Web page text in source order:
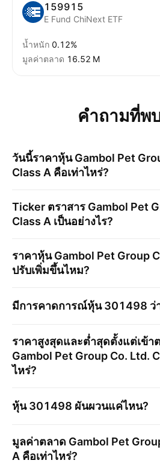
159915
E Fund ChiNext ETF
น้ำหนัก 0.12%
มูลค่าตลาด ‪16.52 M‬
คำถามที่พ
วันนี้ราคาหุ้นGambol Pet
Class A คือเท่าไหร่?
Ticker ตราสาร Gambol Pet
Class A เป็นอย่างไร?
ราคาหุ้นGambol Pet Group
ปรับเพิ่มขึ้นไหม?
มีการคาดการณ์หุ้น301498 ว่
ราคาสูงสุดและต่ำสุดตั้งแต่เข้า
Gambol Pet Group Co. Ltd.
ไหร่?
หุ้น301498 ผันผวนแค่ไหน?
มูลค่าตลาด Gambol Pet
A คือเท่าไหร่?